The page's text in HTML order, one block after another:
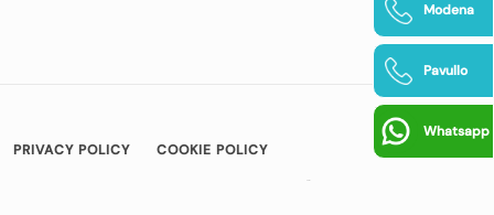
Modena
Pavullo
Whatsapp
PRIVACY POLICY COOKIE POLICY